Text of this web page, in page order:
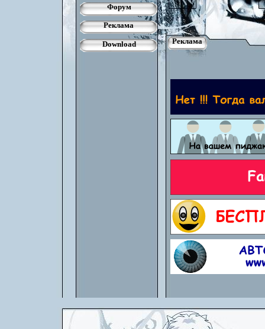
Реклама
Download
Реклама
Форум